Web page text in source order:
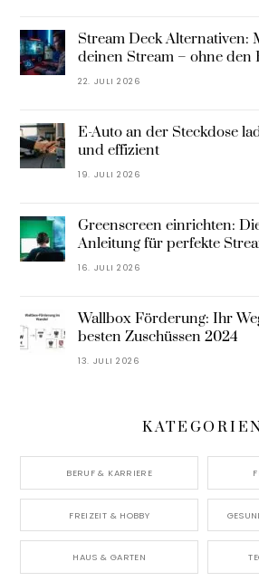
Stream Deck Alternativen:
deinen Stream – ohne den
22. JULI 2026
E-Auto an der Steckdose
und effizient
19. JULI 2026
Greenscreen einrichten:
Anleitung für perfekte
16. JULI 2026
Wallbox Förderung: Ihr
besten Zuschüssen 2024
13. JULI 2026
BERUF & KARRIERE
FREIZEIT & HOBBY
HAUS & GARTEN